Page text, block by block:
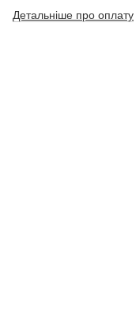
Детальніше про оплату